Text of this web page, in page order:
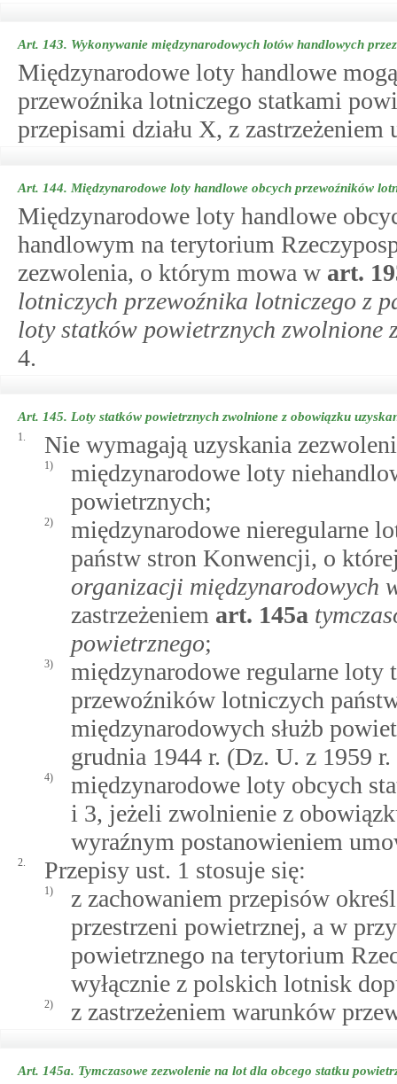
Art. 143. Wykonywanie międzynarodowych lotów handlowych
Międzynarodowe loty handlowe
przewoźnika lotniczego statkami
przepisami działu X, z
Art. 144. Międzynarodowe loty handlowe obcych przewoźników
Międzynarodowe loty handlowe
handlowym na terytorium
zezwolenia, o którym mowa w art.
lotniczych przewoźnika lotniczego z
loty statków powietrznych zwolnione
4.
Art. 145. Loty statków powietrznych zwolnione z obowiązku
1. Nie wymagają uzyskania
1)
międzynarodowe loty
powietrznych;
2)
międzynarodowe nieregularne
państw stron Konwencji, o
organizacji międzynarodowych
zastrzeżeniem art. 145a
powietrznego;
3)
międzynarodowe regularne
przewoźników lotniczych
międzynarodowych służb
grudnia 1944 r. (Dz. U. z 1959
4)
międzynarodowe loty obcych
i 3, jeżeli zwolnienie z
wyraźnym postanowieniem
2. Przepisy ust. 1 stosuje się:
1)
z zachowaniem przepisów
przestrzeni powietrznej, a w
powietrznego na terytorium
wyłącznie z polskich lotnisk
2) z zastrzeżeniem warunków
Art. 145a. Tymczasowe zezwolenie na lot dla obcego statku